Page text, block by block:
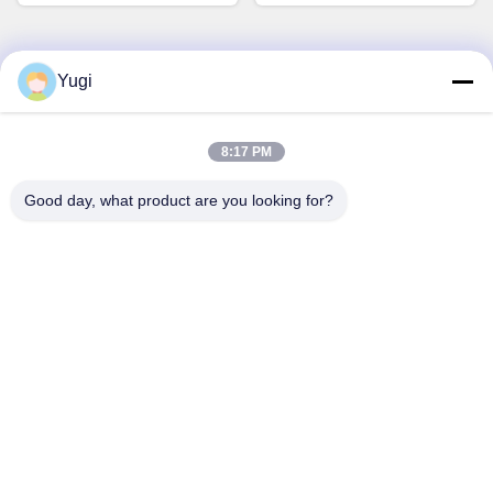
Contato rápido
EastRoad, Shunjiang Community Industrial Park, Beijiao
Yugi
8:17 PM
Good day, what product are you looking for?